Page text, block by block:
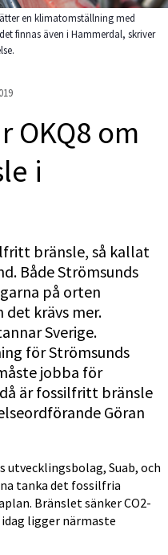
en klimatomställning med
finnas även i Hammerdal, skriver
OKQ8 om
i
bränsle, så kallat
Både Strömsunds
på orten
det krävs mer.
Sverige.
för Strömsunds
jobba för
är fossilfritt bränsle
Göran
utvecklingsbolag, Suab, och
tanka det fossilfria
Bränslet sänker CO2-
ligger närmaste